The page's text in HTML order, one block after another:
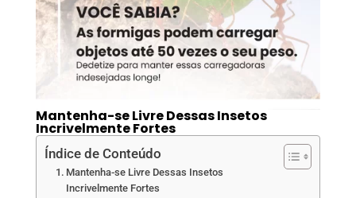
Mantenha-se Livre Dessas Insetos
Incrivelmente Fortes
Índice de Conteúdo
Mantenha-se Livre Dessas Insetos
Incrivelmente Fortes